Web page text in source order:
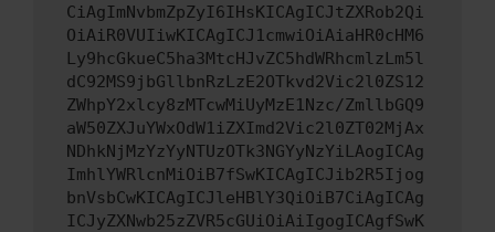
CiAgImNvbmZpZyI6IHsKICAgICJtZXRob2Qi
OiAiR0VUIiwKICAgICJ1cmwiOiAiaHR0cHM6
Ly9hcGkueC5ha3MtcHJvZC5hdWRhcmlzLm5l
dC92MS9jbGllbnRzLzE2OTkvd2Vic2l0ZS12
ZWhpY2xlcy8zMTcwMiUyMzE1Nzc/ZmllbGQ9
aW50ZXJuYWxOdW1iZXImd2Vic2l0ZT02MjAx
NDhkNjMzYzYyNTUzOTk3NGYyNzYiLAogICAg
ImhlYWRlcnMiOiB7fSwKICAgICJib2R5Ijog
bnVsbCwKICAgICJleHBlY3QiOiB7CiAgICAg
ICJyZXNwb25zZVR5cGUiOiAiIgogICAgfSwK